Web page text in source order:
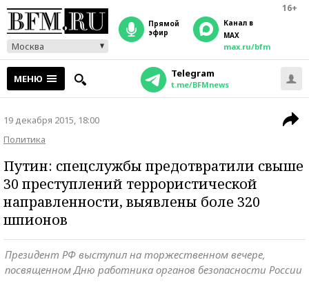
16+
Москва
прямой
эфир
Канал в
MAX
max.ru/bfm
МЕНЮ Telegram
t.me/BFMnews
19 декабря 2015, 18:00
Политика
Путин: спецслужбы предотвратили свыше
30 преступлений террористической
направленности, выявлены боле 320
шпионов
Президент РФ выступил на торжественном вечере,
посвященном Дню работника органов безопасности России